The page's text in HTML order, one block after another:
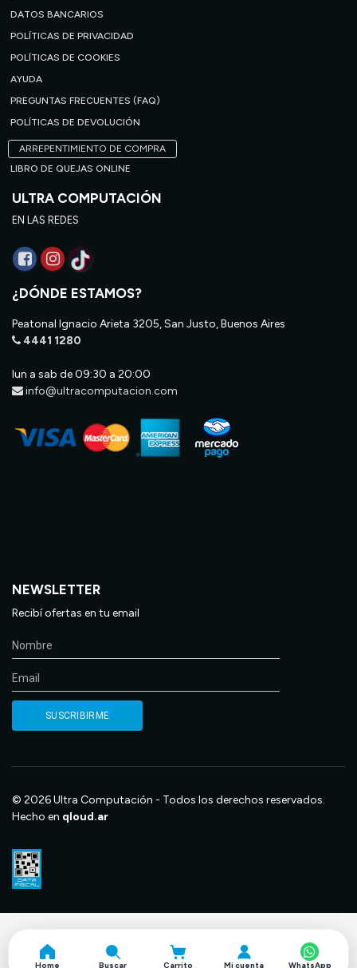
DATOS BANCARIOS
POLÍTICAS DE PRIVACIDAD
POLÍTICAS DE COOKIES
AYUDA
PREGUNTAS FRECUENTES (FAQ)
POLÍTICAS DE DEVOLUCIÓN
ARREPENTIMIENTO DE COMPRA
LIBRO DE QUEJAS ONLINE
ULTRA COMPUTACIÓN
EN LAS REDES
¿DÓNDE ESTAMOS?
Peatonal Ignacio Arieta 3205, San Justo, Buenos Aires
4441 1280
lun a sab de 09:30 a 20:00
info@ultracomputacion.com
NEWSLETTER
Recibí ofertas en tu email
© 2026 Ultra Computación - Todos los derechos reservados.
Hecho en qloud.ar
Home Buscar Carrito Mi cuenta